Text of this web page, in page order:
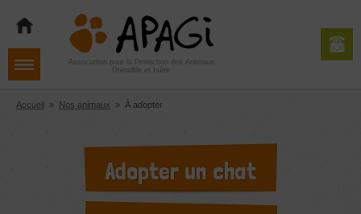
navigation
contenu
Aller
pied
de
Association pour la Protection des Animaux
Grenoble et Isère
Accueil » Nos animaux » À adopter
Adopter un chat